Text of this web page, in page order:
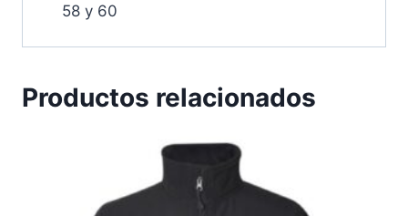
58 y 60
Productos relacionados